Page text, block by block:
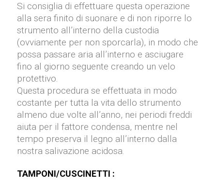
Si consiglia di effettuare questa operazione
alla sera finito di suonare e di non riporre lo
strumento all’interno della custodia
(ovviamente per non sporcarla), in modo che
possa passare aria all’interno e asciugare
fino al giorno seguente creando un velo
protettivo.
Questa procedura se effettuata in modo
costante per tutta la vita dello strumento
almeno due volte all’anno, nei periodi freddi
aiuta per il fattore condensa, mentre nel
tempo preserva il legno all’interno dalla
nostra salivazione acidosa.
TAMPONI/CUSCINETTI :